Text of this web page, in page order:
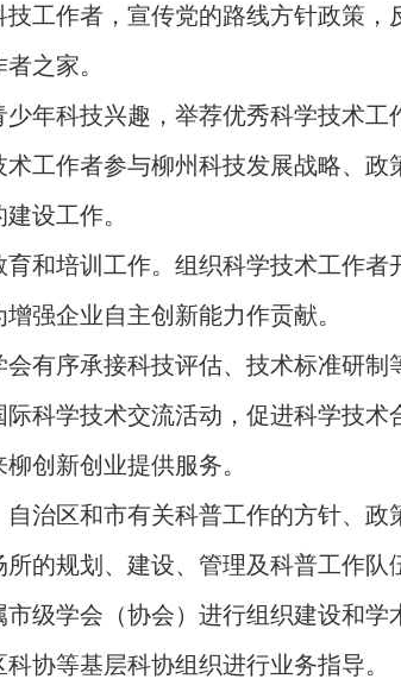
技工作者，宣传党的路线方针政策
之家。
少年科技兴趣，举荐优秀科学技术工
术工作者参与柳州科技发展战略、
设工作。
育和培训工作。组织科学技术工作
强企业自主创新能力作贡献。
会有序承接科技评估、技术标准研制
际科学技术交流活动，促进科学技
创新创业提供服务。
自治区和市有关科普工作的方针、
的规划、建设、管理及科普工作队
市级学会（协会）进行组织建设和
协等基层科协组织进行业务指导。